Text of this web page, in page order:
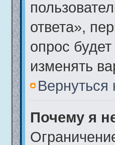
ответа»,
опрос
изменять
Вернуться
Почему я